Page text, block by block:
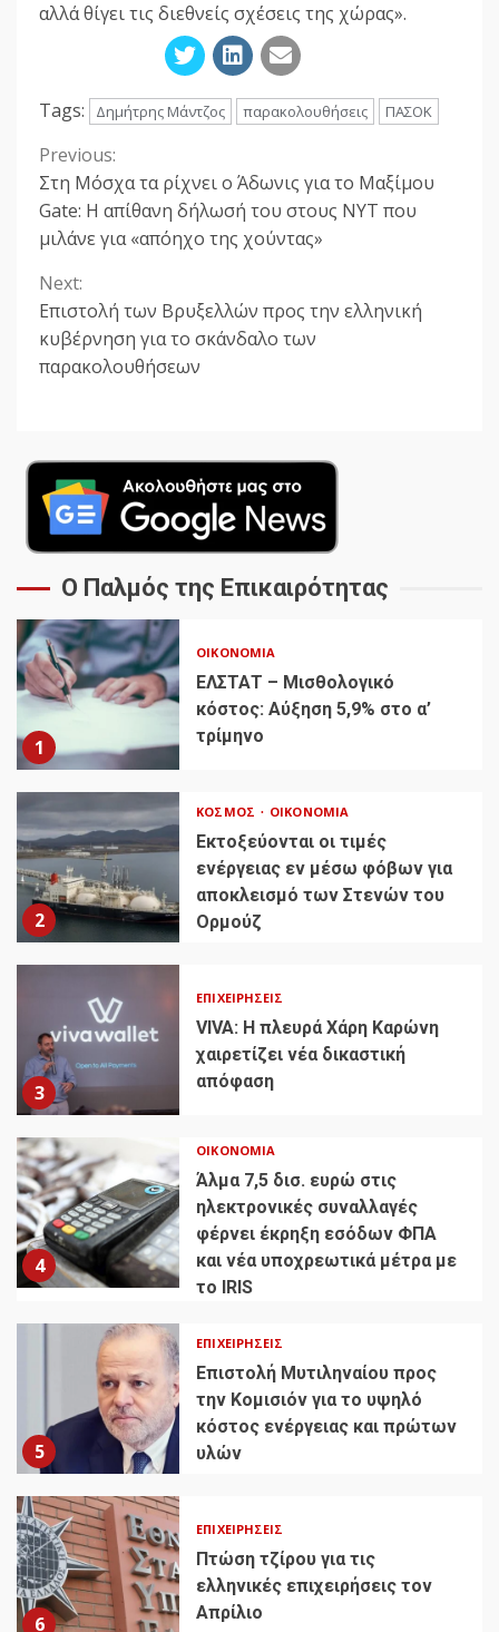
αλλά θίγει τις διεθνείς σχέσεις της χώρας».
Tags: Δημήτρης Μάντζος παρακολουθήσεις ΠΑΣΟΚ
Continue
Reading
Previous:
Στη Μόσχα τα ρίχνει ο Άδωνις για το Μαξίμου
Gate: Η απίθανη δήλωσή του στους NYT που
μιλάνε για «απόηχο της χούντας»
Next:
Επιστολή των Βρυξελλών προς την ελληνική
κυβέρνηση για το σκάνδαλο των
παρακολουθήσεων
Ο Παλμός της Επικαιρότητας
1
ΟΙΚΟΝΟΜΊΑ
ΕΛΣΤΑΤ – Μισθολογικό
κόστος: Αύξηση 5,9% στο α’
τρίμηνο
2
ΚΌΣΜΟΣ ΟΙΚΟΝΟΜΊΑ
Εκτοξεύονται οι τιμές
ενέργειας εν μέσω φόβων για
αποκλεισμό των Στενών του
Ορμούζ
3
ΕΠΙΧΕΙΡΉΣΕΙΣ
VIVA: Η πλευρά Χάρη Καρώνη
χαιρετίζει νέα δικαστική
απόφαση
4
ΟΙΚΟΝΟΜΊΑ
Άλμα 7,5 δισ. ευρώ στις
ηλεκτρονικές συναλλαγές
φέρνει έκρηξη εσόδων ΦΠΑ
και νέα υποχρεωτικά μέτρα με
το IRIS
5
ΕΠΙΧΕΙΡΉΣΕΙΣ
Επιστολή Μυτιληναίου προς
την Κομισιόν για το υψηλό
κόστος ενέργειας και πρώτων
υλών
6
ΕΠΙΧΕΙΡΉΣΕΙΣ
Πτώση τζίρου για τις
ελληνικές επιχειρήσεις τον
Απρίλιο